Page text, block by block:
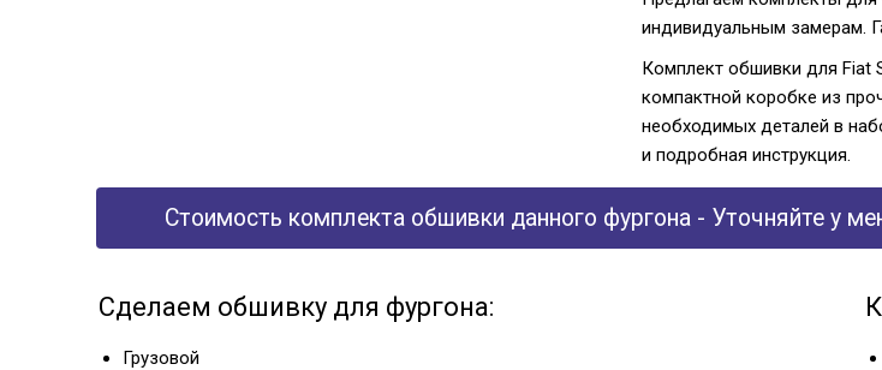
индивидуальным замерам.
Комплект обшивки для Fiat
компактной коробке из
необходимых деталей в
и подробная инструкция.
Стоимость комплекта обшивки данного фургона - Уточняйте у
Сделаем обшивку для фургона:
Грузовой